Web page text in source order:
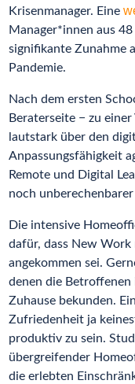
Krisenmanager. Eine
Manager*innen aus
signifikante Zunahme
Pandemie.
Nach dem ersten
Beraterseite − zu
lautstark über den
Anpassungsfähigkeit
Remote und Digital
noch
Die intensive
dafür, dass New
angekommen sei.
denen die
Zuhause bekunden.
Zufriedenheit ja
produktiv zu sein.
übergreifender
die erlebten